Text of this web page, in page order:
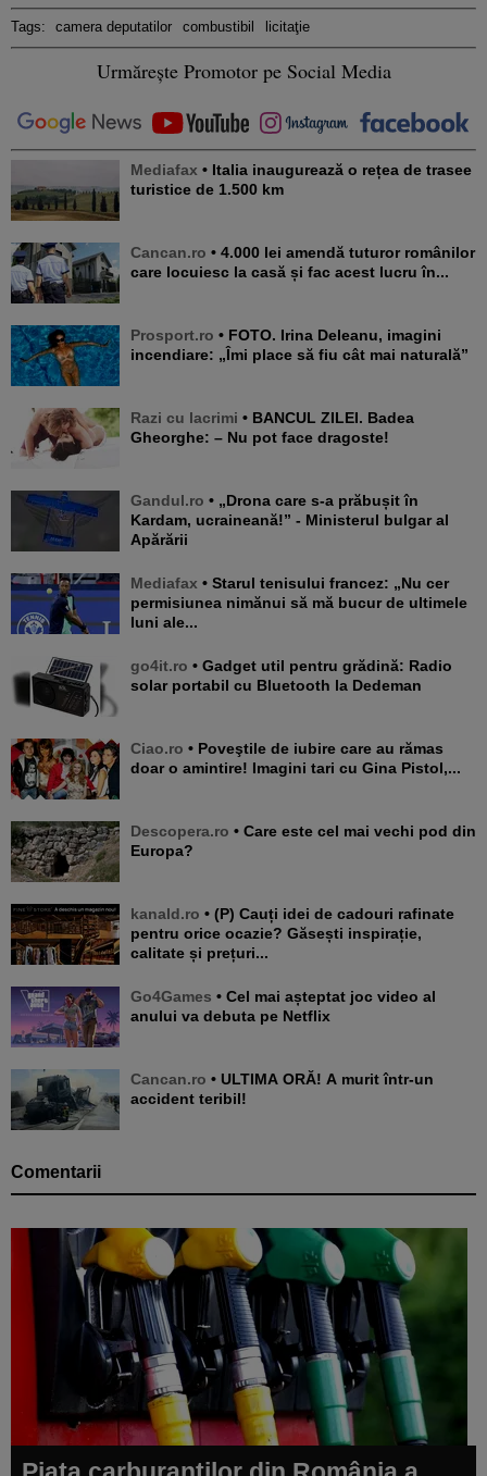
Tags: camera deputatilor combustibil licitaţie
Urmărește Promotor pe Social Media
Mediafax • Italia inaugurează o rețea de trasee
turistice de 1.500 km
Cancan.ro • 4.000 lei amendă tuturor românilor
care locuiesc la casă și fac acest lucru în...
Prosport.ro • FOTO. Irina Deleanu, imagini
incendiare: „Îmi place să fiu cât mai naturală”
Razi cu lacrimi • BANCUL ZILEI. Badea
Gheorghe: – Nu pot face dragoste!
Gandul.ro • „Drona care s-a prăbușit în
Kardam, ucraineană!” - Ministerul bulgar al
Apărării
Mediafax • Starul tenisului francez: „Nu cer
permisiunea nimănui să mă bucur de ultimele
luni ale...
go4it.ro • Gadget util pentru grădină: Radio
solar portabil cu Bluetooth la Dedeman
Ciao.ro • Poveştile de iubire care au rămas
doar o amintire! Imagini tari cu Gina Pistol,...
Descopera.ro • Care este cel mai vechi pod din
Europa?
kanald.ro • (P) Cauți idei de cadouri rafinate
pentru orice ocazie? Găsești inspirație,
calitate și prețuri...
Go4Games • Cel mai așteptat joc video al
anului va debuta pe Netflix
Cancan.ro • ULTIMA ORĂ! A murit într-un
accident teribil!
Comentarii